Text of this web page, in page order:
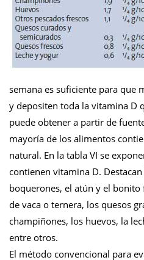
semana es suficiente para que
y depositen toda la vitamina D
puede obtener a partir de
mayoría de los alimentos
natural. En la tabla VI se
contienen vitamina D.
boquerones, el atún y el bonito
de vaca o ternera, los quesos
champiñones, los huevos, la
entre otros.
El método convencional para